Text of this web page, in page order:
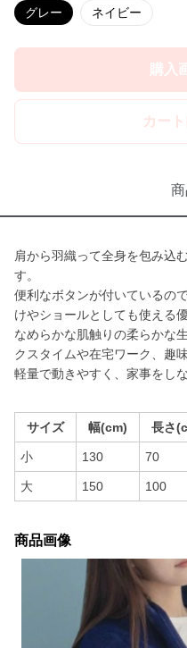
グレー ネイビー
購入
カー
肩から羽織って全身を包み込
す。
便利なボタンが付いているの
けやショールとしても使える
なめらかな肌触りの柔らかな
クスタイムや在宅ワーク、趣
軽量で動きやすく、家事をし
サイズ 幅(cm) 長さ
小 130 70
大 150 100
商品画像